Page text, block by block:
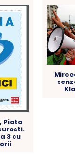
Piata
3 cu